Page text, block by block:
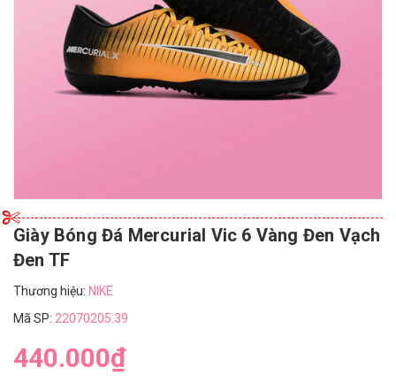
Giày Bóng Đá Mercurial Vic 6 Vàng Đen Vạch
Đen TF
Thương hiệu: NIKE
Mã SP: 22070205.39
440.000₫